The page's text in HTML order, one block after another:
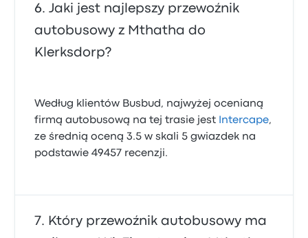
Jaki jest najlepszy przewoźnik
autobusowy z Mthatha do
Klerksdorp?
Według klientów Busbud, najwyżej ocenianą
firmą autobusową na tej trasie jest
Intercape,
ze średnią oceną 3.5 w skali 5 gwiazdek na
podstawie 49457 recenzji.
Który przewoźnik autobusowy ma